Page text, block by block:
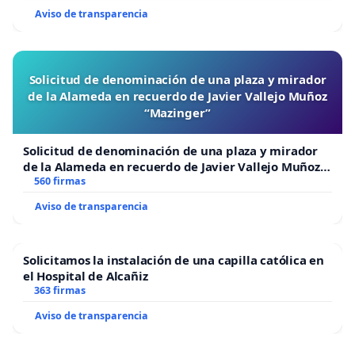
Aviso de transparencia
Solicitud de denominación de una plaza y mirador
de la Alameda en recuerdo de Javier Vallejo Muñoz
“Mazinger”
Solicitud de denominación de una plaza y mirador
de la Alameda en recuerdo de Javier Vallejo Muñoz
“Mazinger”
560 firmas
Aviso de transparencia
Solicitamos la instalación de una capilla católica en
el Hospital de Alcañiz
363 firmas
Aviso de transparencia